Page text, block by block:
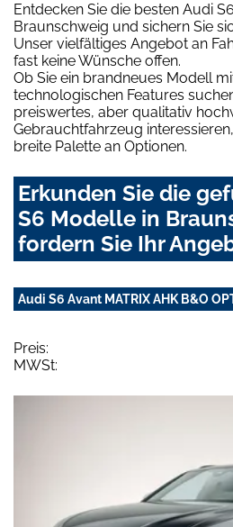
Entdecken Sie die besten Audi
Braunschweig und sichern Sie
Unser vielfältiges Angebot an
fast keine Wünsche offen.
Ob Sie ein brandneues Modell
technologischen Features
preiswertes, aber qualitativ
Gebrauchtfahrzeug
breite Palette an Optionen.
Erkunden Sie die
S6 Modelle in
fordern Sie Ihr
Audi S6 Avant MATRIX AHK B&O
Preis:
MWSt: